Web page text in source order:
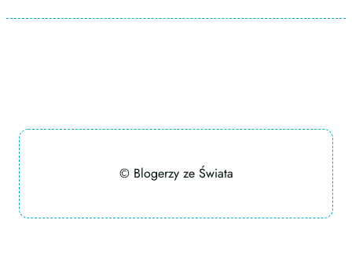
© Blogerzy ze Świata